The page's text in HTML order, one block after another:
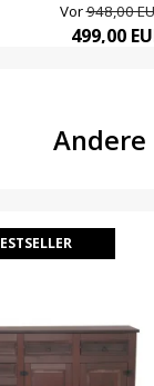
Vor948,00
499,00